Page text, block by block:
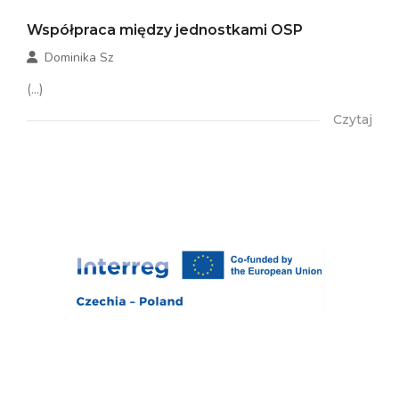
Współpraca między jednostkami OSP
Dominika Sz
(...)
Czytaj